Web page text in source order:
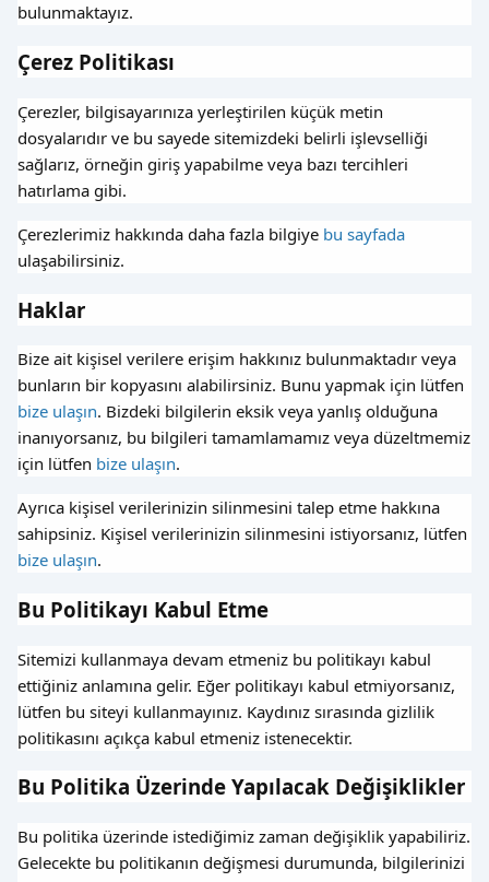
bulunmaktayız.
Çerez Politikası
Çerezler, bilgisayarınıza yerleştirilen küçük metin
dosyalarıdır ve bu sayede sitemizdeki belirli işlevselliği
sağlarız, örneğin giriş yapabilme veya bazı tercihleri
hatırlama gibi.
Çerezlerimiz hakkında daha fazla bilgiye bu sayfada
ulaşabilirsiniz.
Haklar
Bize ait kişisel verilere erişim hakkınız bulunmaktadır veya
bunların bir kopyasını alabilirsiniz. Bunu yapmak için lütfen
bize ulaşın. Bizdeki bilgilerin eksik veya yanlış olduğuna
inanıyorsanız, bu bilgileri tamamlamamız veya düzeltmemiz
için lütfen bize ulaşın.
Ayrıca kişisel verilerinizin silinmesini talep etme hakkına
sahipsiniz. Kişisel verilerinizin silinmesini istiyorsanız, lütfen
bize ulaşın.
Bu Politikayı Kabul Etme
Sitemizi kullanmaya devam etmeniz bu politikayı kabul
ettiğiniz anlamına gelir. Eğer politikayı kabul etmiyorsanız,
lütfen bu siteyi kullanmayınız. Kaydınız sırasında gizlilik
politikasını açıkça kabul etmeniz istenecektir.
Bu Politika Üzerinde Yapılacak Değişiklikler
Bu politika üzerinde istediğimiz zaman değişiklik yapabiliriz.
Gelecekte bu politikanın değişmesi durumunda, bilgilerinizi